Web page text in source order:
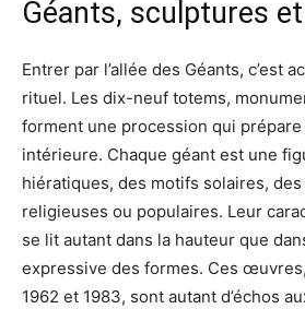
Géants, sculptures
Entrer par l’allée des Géants, c’est
rituel. Les dix-neuf totems,
forment une procession qui
intérieure. Chaque géant est une
hiératiques, des motifs solaires,
religieuses ou populaires. Leur
se lit autant dans la hauteur que
expressive des formes. Ces
1962 et 1983, sont autant d’échos